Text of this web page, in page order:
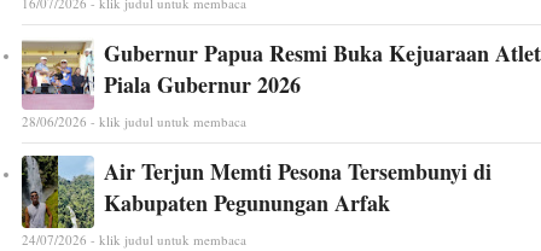
Gubernur Papua Resmi Buka Kejuaraan
Piala Gubernur 2026
28/06/2026 - klik judul untuk membaca
Air Terjun Memti Pesona Tersembunyi di
Kabupaten Pegunungan Arfak
24/07/2026 - klik judul untuk membaca